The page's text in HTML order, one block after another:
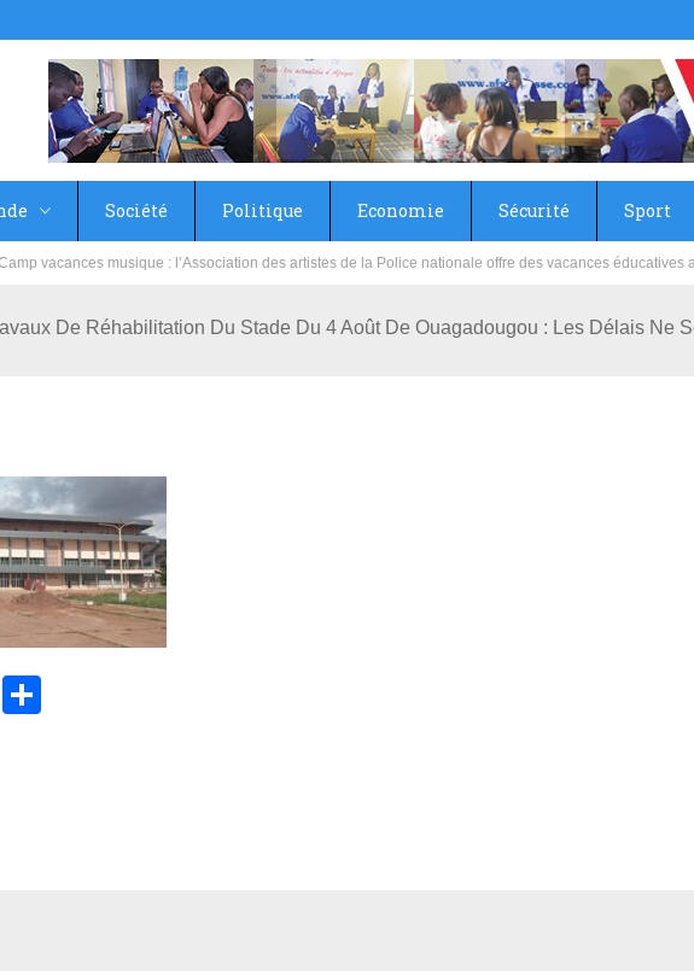
Société Politique Economie Sécurité Sport
de la Russie rénove les écoles primaire et collège du Camp Général Aboubacar Sangoulé
De Réhabilitation Du Stade Du 4 Août De Ouagadougou : Les Délais Ne
WhatsApp